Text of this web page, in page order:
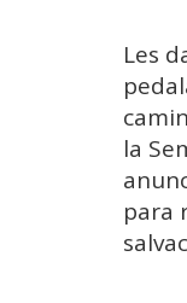
Les
la
para